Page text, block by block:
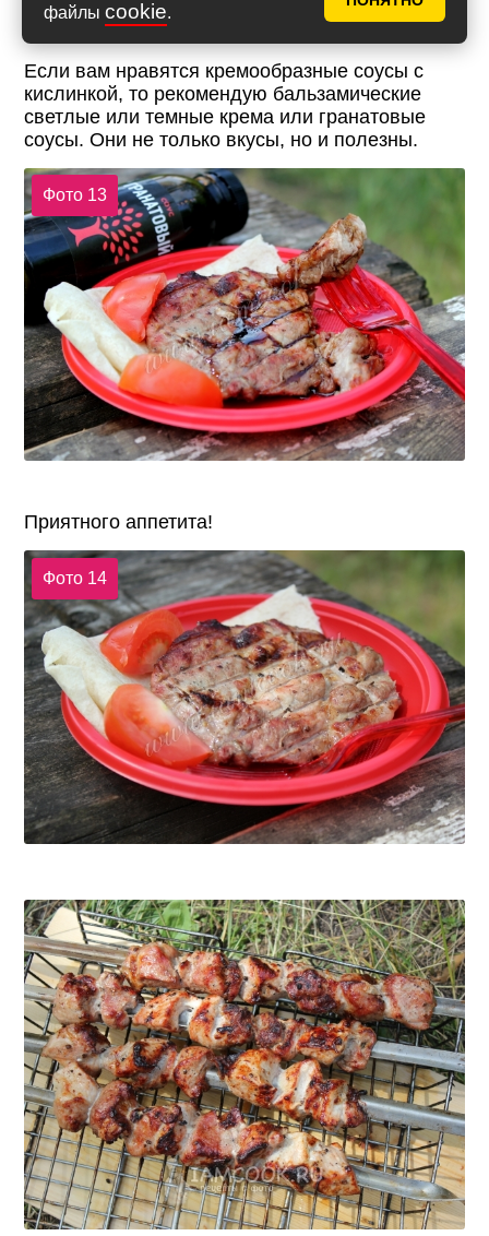
файлы cookie.
Если вам нравятся кремообразные соусы с
кислинкой, то рекомендую бальзамические
светлые или темные крема или гранатовые
соусы. Они не только вкусы, но и полезны.
Фото 13
Приятного аппетита!
Фото 14